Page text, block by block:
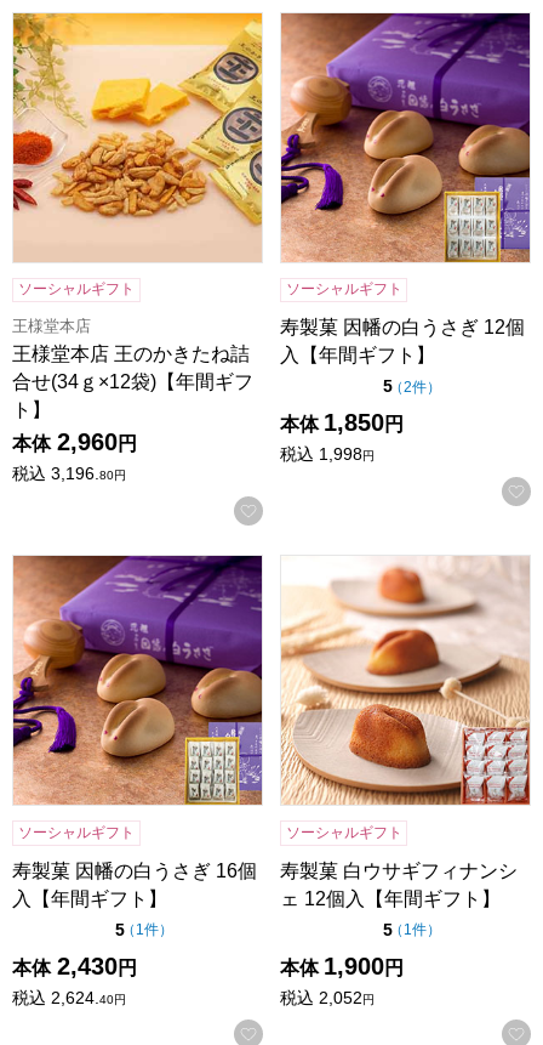
王様堂本店 王のかきたね詰合せ(34ｇ×12袋)【年間ギフト】
ソーシャルギフト
王様堂本店
王様堂本店 王のかきたね詰
合せ(34ｇ×12袋)【年間ギフ
ト】
本体 2,960円
税込 3,196.80円
お気に入りに登録する
寿製菓 因幡の白うさぎ 12個
ソーシャルギフト
寿製菓 因幡の白うさぎ 12個
入【年間ギフト】
5点（5点満点中）
（2件の評価
）
本体 1,850円
税込 1,998円
寿製菓 因幡の白うさぎ 16個入【年間ギフト】
ソーシャルギフト
寿製菓 因幡の白うさぎ 16個
入【年間ギフト】
5点（5点満点中）
（ 1件の評価
）
本体 2,430円
税込 2,624.40円
お気に入りに登録する
寿製菓 白ウサギフィナンシ
ソーシャルギフト
寿製菓 白ウサギフィナンシ
ェ 12個入【年間ギフト】
5点（5点満点中）
（ 1件の評価
）
本体 1,900円
税込 2,052円